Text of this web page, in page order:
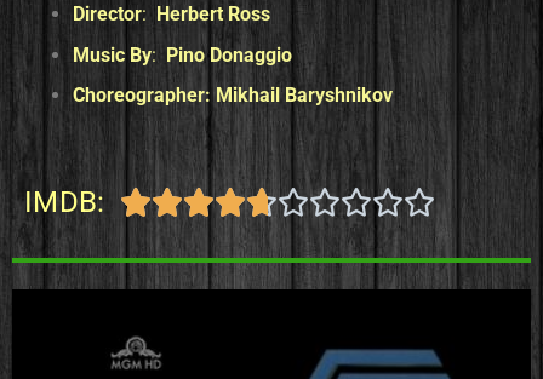
Director: Herbert Ross
Music By: Pino Donaggio
Choreographer: Mikhail Baryshnikov
IMDB: 